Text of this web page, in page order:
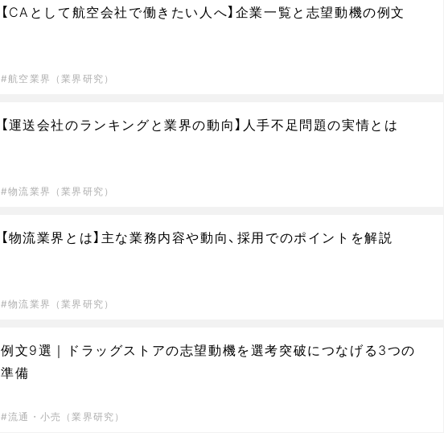
【CAとして航空会社で働きたい人へ】企業一覧と志望動機の例文
航空業界（業界研究）
【運送会社のランキングと業界の動向】人手不足問題の実情とは
物流業界（業界研究）
【物流業界とは】主な業務内容や動向、採用でのポイントを解説
物流業界（業界研究）
例文9選｜ドラッグストアの志望動機を選考突破につなげる3つの
準備
流通・小売（業界研究）